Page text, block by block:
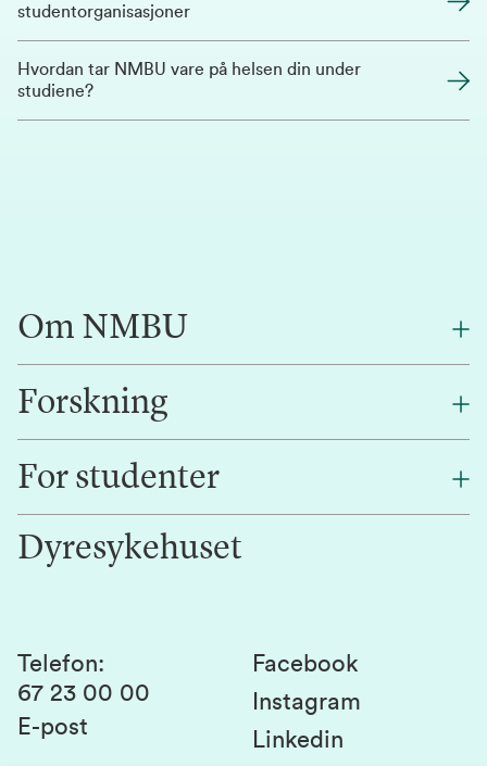
studentorganisasjoner
Hvordan tar NMBU vare på helsen din under
studiene?
Om NMBU
Om oss
Alumni
Kontakt oss
Forskning
Forskning
Innovasjon
For studenter
Studentlivet
Studier og emner
Studenttinget
Dyresykehuset
Telefon:
67 23 00 00
E-post
Facebook
Instagram
Linkedin